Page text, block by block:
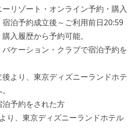
リゾート・オンライン予約・購入
泊予約成立後～ご利用前日20:59
入履歴から予約可能。
ケーション・クラブで宿泊予約を
より、東京ディズニーランドホテ
予約をされた方
り、東京ディズニーランドホテル